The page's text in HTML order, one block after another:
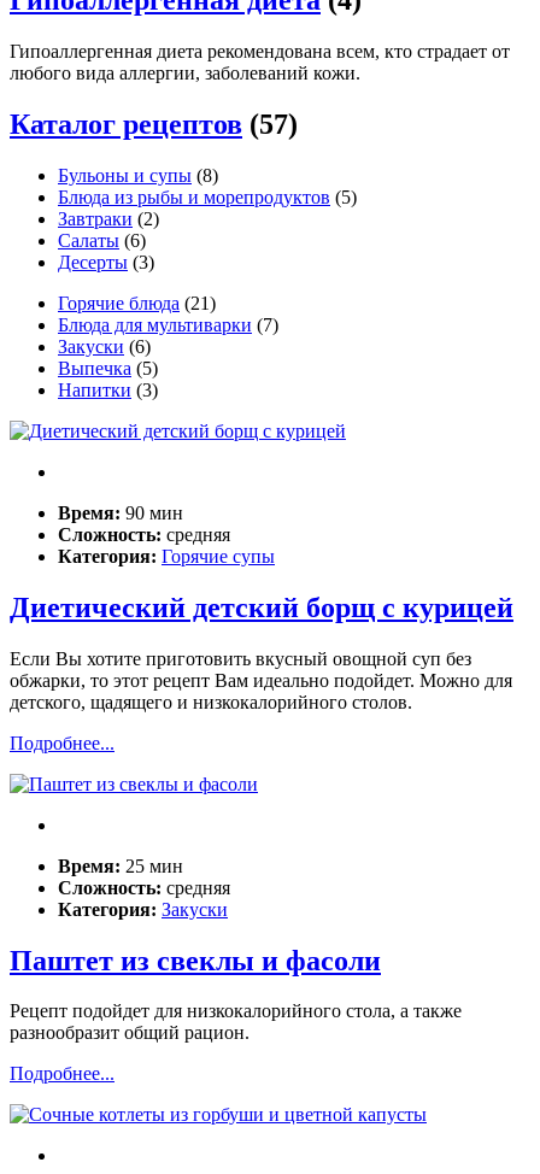
Гипоаллергенная диета рекомендована всем, кто страдает от
любого вида аллергии, заболеваний кожи.
Каталог рецептов (57)
Бульоны и супы (8)
Блюда из рыбы и морепродуктов (5)
Завтраки (2)
Салаты (6)
Десерты (3)
Горячие блюда (21)
Блюда для мультиварки (7)
Закуски (6)
Выпечка (5)
Напитки (3)
Время: 90 мин
Сложность: средняя
Категория: Горячие супы
Диетический детский борщ с курицей
Если Вы хотите приготовить вкусный овощной суп без
обжарки, то этот рецепт Вам идеально подойдет. Можно для
детского, щадящего и низкокалорийного столов.
Подробнее...
Время: 25 мин
Сложность: средняя
Категория: Закуски
Паштет из свеклы и фасоли
Рецепт подойдет для низкокалорийного стола, а также
разнообразит общий рацион.
Подробнее...